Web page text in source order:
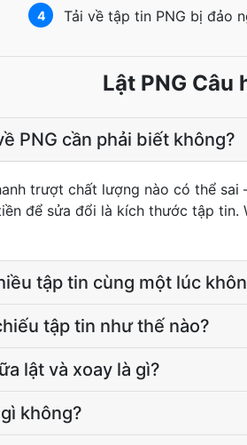
4 Tải về tập tin PNG bị đảo
Lật PNG
PNG cần phải biết không?
trượt chất lượng nào có thể
để sửa đổi là kích thước tập
tập tin cùng một lúc
tập tin như thế nào?
lật và xoay là gì?
không?